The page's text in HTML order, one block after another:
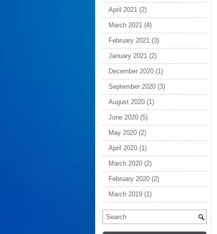
April 2021 (2)
March 2021 (4)
February 2021 (3)
January 2021 (2)
December 2020 (1)
September 2020 (3)
August 2020 (1)
June 2020 (5)
May 2020 (2)
April 2020 (1)
March 2020 (2)
February 2020 (2)
March 2019 (1)